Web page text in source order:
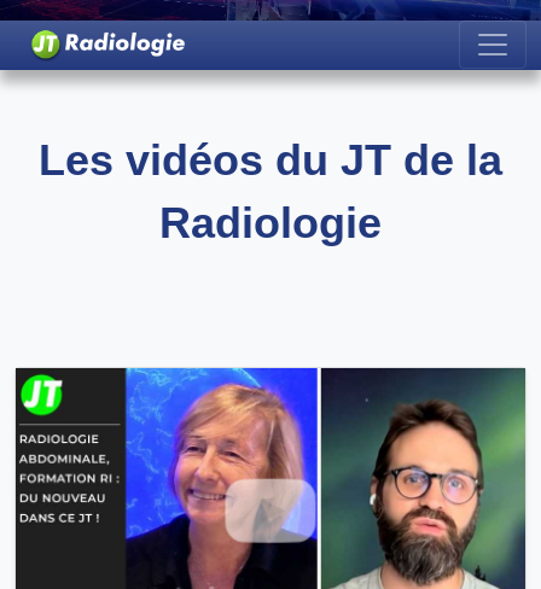
Les vidéos du JT de la
Radiologie